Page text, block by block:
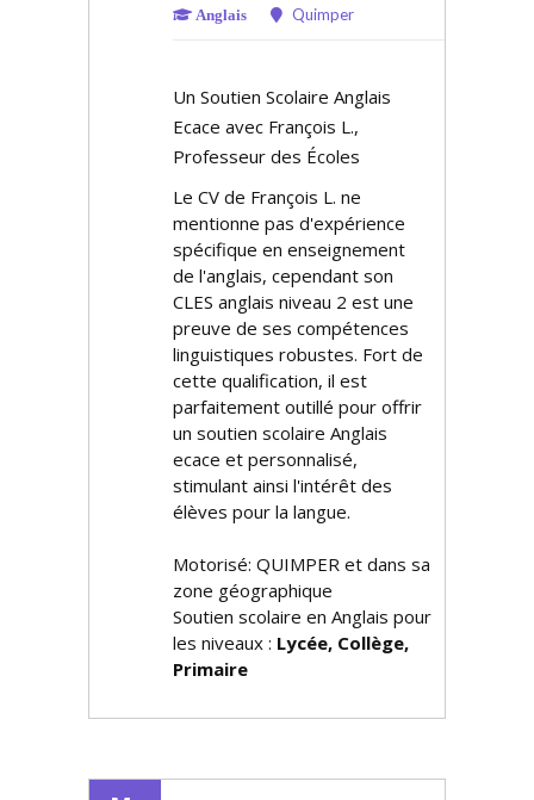
Anglais Quimper
Un Soutien Scolaire Anglais
Efficace avec François L.,
Professeur des Écoles
Le CV de François L. ne
mentionne pas d'expérience
spécifique en enseignement
de l'anglais, cependant son
CLES anglais niveau 2 est une
preuve de ses compétences
linguistiques robustes. Fort de
cette qualification, il est
parfaitement outillé pour offrir
un soutien scolaire Anglais
efficace et personnalisé,
stimulant ainsi l'intérêt des
élèves pour la langue.
Motorisé: QUIMPER et dans sa
zone géographique
Soutien scolaire en Anglais pour
les niveaux : Lycée, Collège,
Primaire